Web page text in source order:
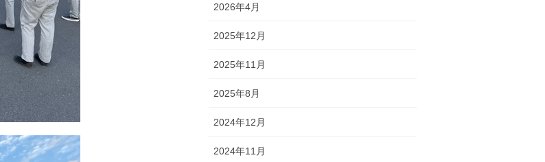
2026年4月
2025年12月
2025年11月
2025年8月
2024年12月
2024年11月